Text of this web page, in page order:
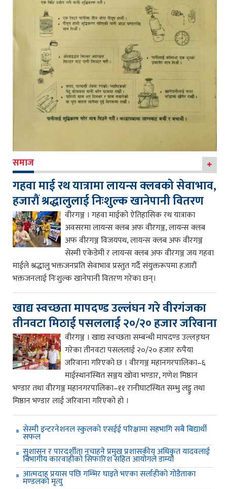
समाज
गहवा माई रथ यात्रामा लायन्स क्लबको सेवाभाव,
हजारौं श्रद्धालुलाई निःशुल्क खानेपानी वितरण
वीरगञ्ज । गहवा माईको ऐतिहासिक रथ यात्राका
अवसरमा लायन्स क्लब अफ वीरगञ्ज, लायन्स क्लब
अफ वीरगञ्ज विजयपथ, लायन्स क्लब अफ वीरगञ्ज
सेस्मी एकेडेमी र लायन्स क्लब अफ वीरगञ्ज जय गहवा
माईले श्रद्धालु भक्तजनप्रति सेवाभाव प्रस्तुत गर्दै संयुक्तरूपमा हजारौं
भक्तजनलाई निःशुल्क खानेपानी वितरण गरेका छन्।
खाद्य स्वच्छता मापदण्ड उल्लंघन गरे वीरगंजका
तीनवटा मिठाई पसललाई २०/२० हजार जरिवाना
वीरगञ्ज । खाद्य स्वच्छता सम्बन्धी मापदण्ड उल्लङ्घन
गरेका तीनवटा पसललाई २०/२० हजार रुपैया
जरिवाना गरिएको छ । वीरगञ्ज महानगरपालिका–६
माईस्थानस्थित सञ्जय खोवा भण्डार, गणेश मिष्ठान
भण्डार तथा वीरगञ्ज महानगरपालिका–११ रानीघाटस्थित सम्भु लड्डु तथा
मिष्ठान भण्डार लाई जरिवाना गरिएको हो ।
सेस्मी इन्टरनेशनल स्कुलको एसईई परिक्षामा सहभागि सबै बिद्यार्थी
सफल
सुशासन र पारदर्शीता नचाहने प्रमुख प्रशासकीय अधिकृत यादवलाई
बिभागीय कारवाहीको सिफारिश सहित आयोगले डाम्यो
आत्मदाह प्रयास पछि गम्भिर घाइते भएका सर्लाहीको गोडैताका
मण्डलको मृत्यु